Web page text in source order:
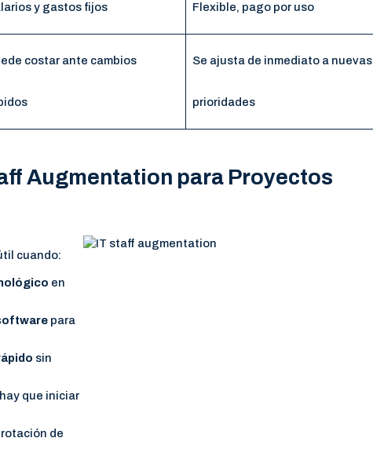
y gastos fijos Flexible, pago por uso
costar ante cambios Se ajusta de inmediato a nuevas
prioridades
Augmentation para Proyectos
cuando:
en
para
sin
que iniciar
de